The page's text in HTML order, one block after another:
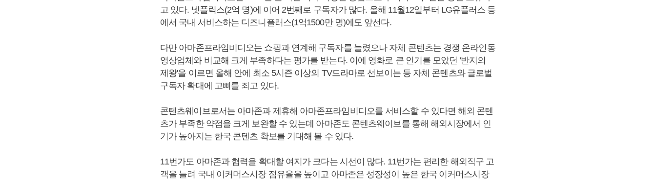
고 있다. 넷플릭스(2억 명)에 이어 2번째로 구독자가 많다. 올해 11월12일부터 LG유플러스 등
에서 국내 서비스하는 디즈니플러스(1억1500만 명)에도 앞선다.
다만 아마존프라임비디오는 쇼핑과 연계해 구독자를 늘렸으나 자체 콘텐츠는 경쟁 온라인동
영상업체와 비교해 크게 부족하다는 평가를 받는다. 이에 영화로 큰 인기를 모았던 '반지의
제왕'을 이르면 올해 안에 최소 5시즌 이상의 TV드라마로 선보이는 등 자체 콘텐츠와 글로벌
구독자 확대에 고삐를 죄고 있다.
콘텐츠웨이브로서는 아마존과 제휴해 아마존프라임비디오를 서비스할 수 있다면 해외 콘텐
츠가 부족한 약점을 크게 보완할 수 있는데 아마존도 콘텐츠웨이브를 통해 해외시장에서 인
기가 높아지는 한국 콘텐츠 확보를 기대해 볼 수 있다.
11번가도 아마존과 협력을 확대할 여지가 크다는 시선이 많다. 11번가는 편리한 해외직구 고
객을 늘려 국내 이커머스시장 점유율을 높이고 아마존은 성장성이 높은 한국 이커머스시장